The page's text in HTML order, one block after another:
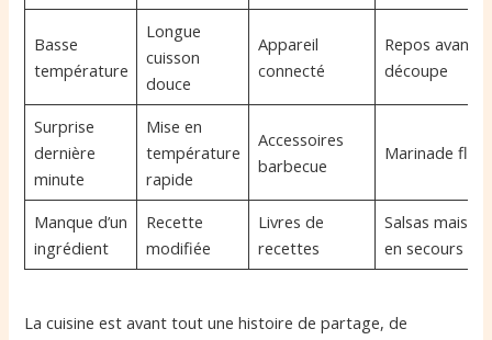
Basse
température
Longue
cuisson
douce
Appareil
connecté
Repos avant
découpe
Surprise
dernière
minute
Mise en
température
rapide
Accessoires
barbecue
Marinade flash
Manque d’un
ingrédient
Recette
modifiée
Livres de
recettes
Salsas
en secours
La cuisine est avant tout une histoire de partage, de